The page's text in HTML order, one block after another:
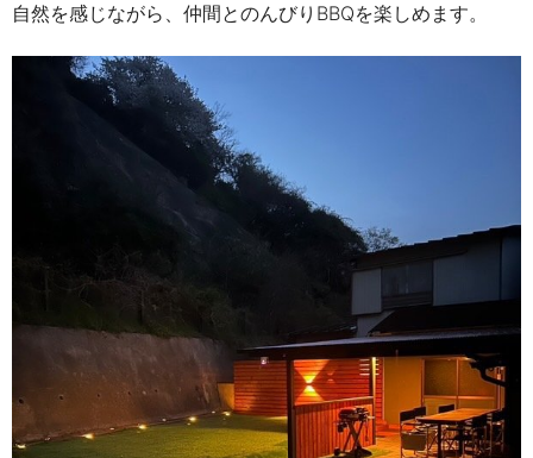
自然を感じながら、仲間とのんびり BBQを楽しめます。